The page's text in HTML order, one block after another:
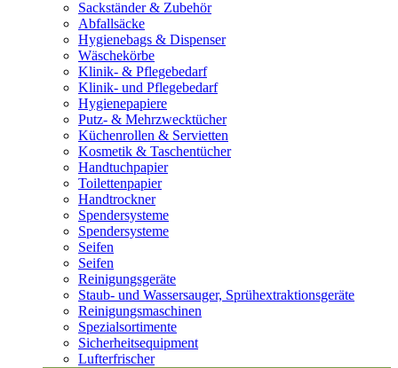
Sackständer & Zubehör
Abfallsäcke
Hygienebags & Dispenser
Wäschekörbe
Klinik- & Pflegebedarf
Klinik- und Pflegebedarf
Hygienepapiere
Putz- & Mehrzwecktücher
Küchenrollen & Servietten
Kosmetik & Taschentücher
Handtuchpapier
Toilettenpapier
Handtrockner
Spendersysteme
Spendersysteme
Seifen
Seifen
Reinigungsgeräte
Staub- und Wassersauger, Sprühextraktionsgeräte
Reinigungsmaschinen
Spezialsortimente
Sicherheitsequipment
Lufterfrischer